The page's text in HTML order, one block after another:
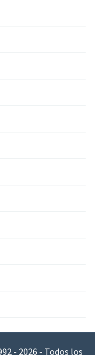
- 2026 - Todos los